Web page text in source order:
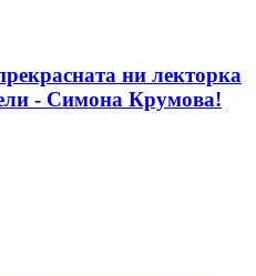
ни лекторка
- Симона Крумова!